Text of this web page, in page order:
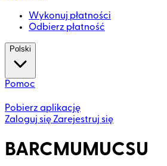
Wykonuj płatności
Odbierz płatność
Polski
Pomoc
Pobierz aplikację
Zaloguj się Zarejestruj się
BARCMUMUCSU